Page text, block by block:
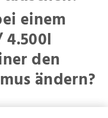
einem
4.500l
den
ändern?